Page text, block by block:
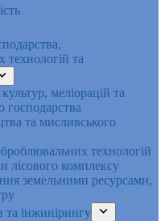
технологій та
меліорацій та
господарства
та мисливського
технологій
лісового комплексу
земельними ресурсами,
та інжинірингу